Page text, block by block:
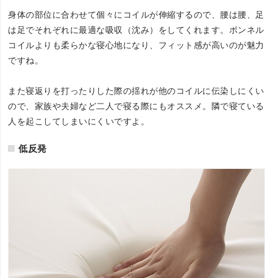
身体の部位に合わせて個々にコイルが伸縮するので、腰は腰、足
は足でそれぞれに最適な吸収（沈み）をしてくれます。ボンネル
コイルよりも柔らかな寝心地になり、フィット感が高いのが魅力
ですね。
また寝返りを打ったりした際の揺れが他のコイルに伝染しにくい
ので、家族や夫婦など二人で寝る際にもオススメ。隣で寝ている
人を起こしてしまいにくいですよ。
低反発